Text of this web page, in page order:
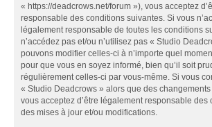
« https://deadcrows.net/forum »), vous acceptez
responsable des conditions suivantes. Si vous
légalement responsable de toutes les conditions
n’accédez pas et/ou n’utilisez pas « Studio
pouvons modifier celles-ci à n’importe quel
pour que vous en soyez informé, bien qu’il soit
régulièrement celles-ci par vous-même. Si vous
« Studio Deadcrows » alors que des
vous acceptez d’être légalement responsable
des mises à jour et/ou modifications.